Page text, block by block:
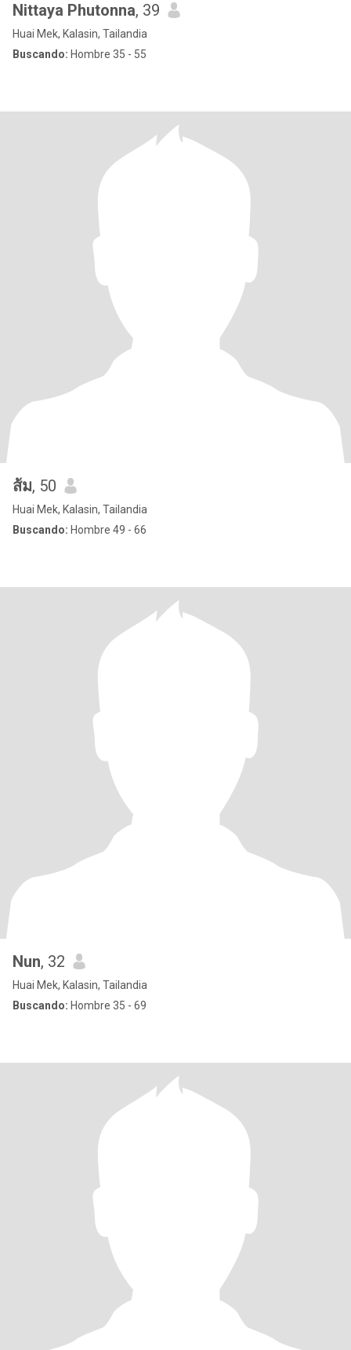
Nittaya Phutonna, 39
Huai Mek, Kalasin, Tailandia
Buscando: Hombre 35 - 55
ส้ม, 50
Huai Mek, Kalasin, Tailandia
Buscando: Hombre 49 - 66
Nun, 32
Huai Mek, Kalasin, Tailandia
Buscando: Hombre 35 - 69